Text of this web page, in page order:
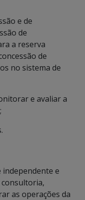
e de
de
a reserva
de
no sistema de
e avaliar a
e
consultoria,
as operações da